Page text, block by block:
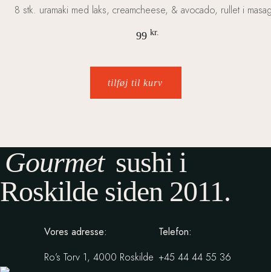
8 stk. uramaki med laks, creamcheese, & avocado, rullet i
99 kr.
tilføj til kurv
Gourmet sushi i
Roskilde siden 2011.
Vores adresse:
Ro’s Torv 1, 4000 Roskilde
Telefon:
+45 44 44 55 36